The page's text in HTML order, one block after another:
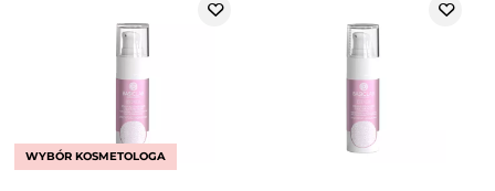
WYBÓR KOSMETOLOGA